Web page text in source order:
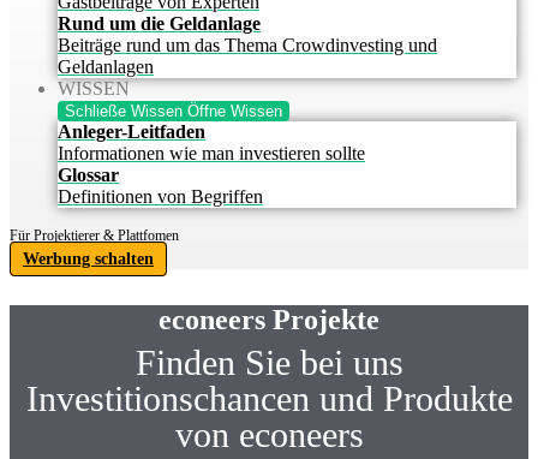
Rund um die Geldanlage
Beiträge rund um das Thema Crowdinvesting und
Geldanlagen
WISSEN
Schließe Wissen Öffne Wissen
Anleger-Leitfaden
Informationen wie man investieren sollte
Glossar
Definitionen von Begriffen
Für Projektierer & Plattfomen
Werbung schalten
econeers Projekte
Finden Sie bei uns
Investitionschancen und Produkte
von econeers